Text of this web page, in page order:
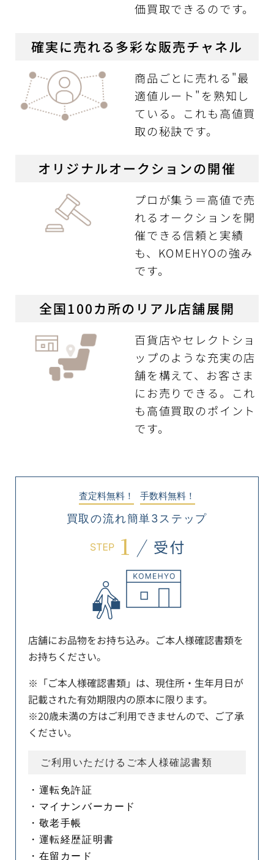
価買取できるのです。
確実に売れる多彩な販売チャネル
商品ごとに売れる"最
適値ルート"を熟知し
ている。これも高値買
取の秘訣です。
オリジナルオークションの開催
プロが集う＝高値で売
れるオークションを開
催できる信頼と実績
も、KOMEHYOの強み
です。
全国100カ所のリアル店舗展開
百貨店やセレクトショ
ップのような充実の店
舗を構えて、お客さま
にお売りできる。これ
も高値買取のポイント
です。
査定料無料！ 手数料無料！
買取の流れ簡単3ステップ
店舗にお品物をお持ち込み。ご本人様確認書類を
お持ちください。
※「ご本人様確認書類」は、現住所・生年月日が
記載された有効期限内の原本に限ります。
※20歳未満の方はご利用できませんので、ご了承
ください。
ご利用いただけるご本人様確認書類
・運転免許証
・マイナンバーカード
・敬老手帳
・運転経歴証明書
・在留カード